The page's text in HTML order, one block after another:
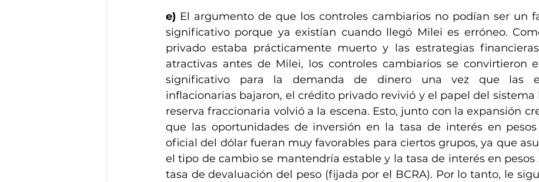
e) El argumento de que los controles cambiarios no podían ser un
significativo porque ya existían cuando llegó Milei es erróneo.
privado estaba prácticamente muerto y las estrategias
atractivas antes de Milei, los controles cambiarios se convirtieron
significativo para la demanda de dinero una vez que las
inflacionarias bajaron, el crédito privado revivió y el papel del sistema
reserva fraccionaria volvió a la escena. Esto, junto con la expansión
que las oportunidades de inversión en la tasa de interés en
oficial del dólar fueran muy favorables para ciertos grupos, ya que
el tipo de cambio se mantendría estable y la tasa de interés en pesos
tasa de devaluación del peso (fijada por el BCRA). Por lo tanto, le